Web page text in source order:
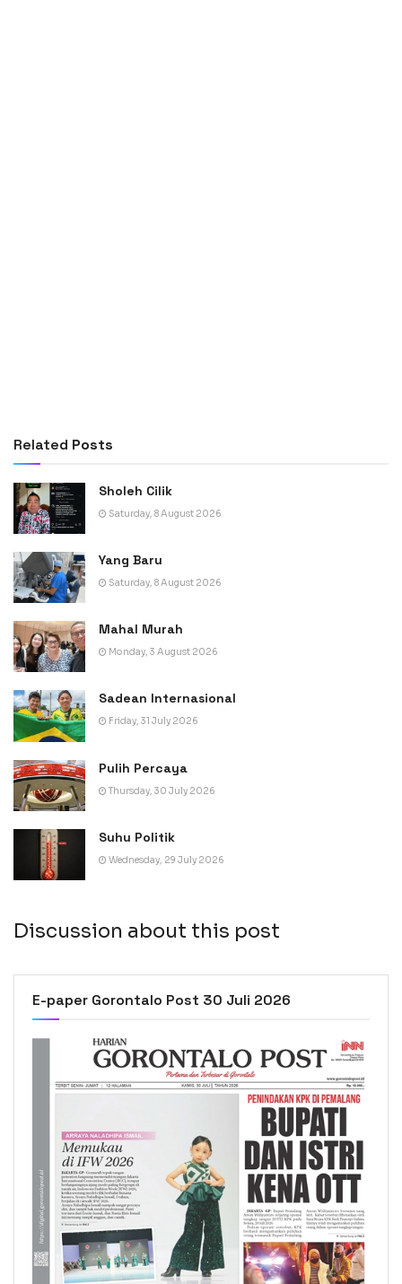
Related Posts
Sholeh Cilik
Saturday, 8 August 2026
Yang Baru
Saturday, 8 August 2026
Mahal Murah
Monday, 3 August 2026
Sadean Internasional
Friday, 31 July 2026
Pulih Percaya
Thursday, 30 July 2026
Suhu Politik
Wednesday, 29 July 2026
Discussion about this post
E-paper Gorontalo Post 30 Juli 2026